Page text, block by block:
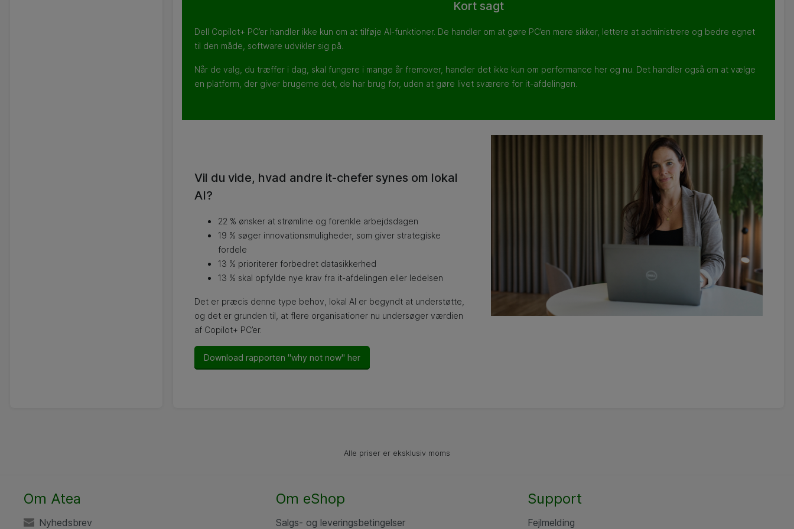
Kort sagt
Dell Copilot+ PC’er handler ikke kun om at tilføje AI-funktioner. De handler om at gøre PC’en mere sikker, lettere at administrere og bedre egnet
til den måde, software udvikler sig på.
Når de valg, du træffer i dag, skal fungere i mange år fremover, handler det ikke kun om performance her og nu. Det handler også om at vælge
en platform, der giver brugerne det, de har brug for, uden at gøre livet sværere for it-afdelingen.
Vil du vide, hvad andre it-chefer synes om lokal
AI?
22 % ønsker at strømline og forenkle arbejdsdagen
19 % søger innovationsmuligheder, som giver strategiske
fordele
13 % prioriterer forbedret datasikkerhed
13 % skal opfylde nye krav fra it-afdelingen eller ledelsen
Det er præcis denne type behov, lokal AI er begyndt at understøtte,
og det er grunden til, at flere organisationer nu undersøger værdien
af Copilot+ PC’er.
Download rapporten "why not now" her
Alle priser er eksklusiv moms
Om Atea
Nyhedsbrev
Om eShop
Salgs- og leveringsbetingelser
Support
Fejlmelding